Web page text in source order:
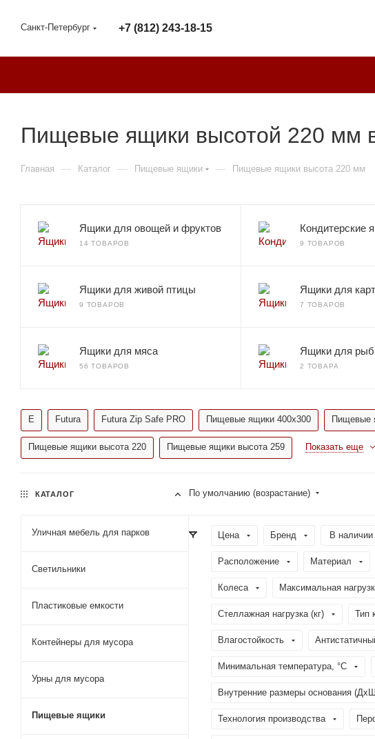
Санкт-Петербург +7 (812) 243-18-15
Пищевые ящики высотой 220 мм
Главная — Каталог — Пищевые ящики — Пищевые ящики высота 220 мм
Ящики для овощей и фруктов
14 ТОВАРОВ
Кондитерские
9 ТОВАРОВ
Ящики для живой птицы
9 ТОВАРОВ
Ящики для
7 ТОВАРОВ
Ящики для мяса
56 ТОВАРОВ
Ящики для
2 ТОВАРА
E Futura Futura Zip Safe PRO Пищевые ящики 400x300 Пищевые
Пищевые ящики высота 220 Пищевые ящики высота 259 Показать еще
По умолчанию (возрастание)
Цена Бренд В наличии
Расположение Материал
Колеса Максимальная
Стеллажная нагрузка (кг) Тип
Влагостойкость
Минимальная температура, °C
Внутренние размеры основания
Технология производства
КАТАЛОГ
Уличная мебель для парков
Светильники
Пластиковые емкости
Контейнеры для мусора
Урны для мусора
Пищевые ящики